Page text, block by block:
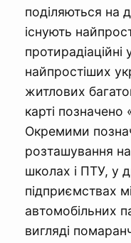
поділяються на
існують
найпростіших
житлових
карті
Окремими
розташування
школах і ПТУ, у
підприємствах
автомобільних
вигляді